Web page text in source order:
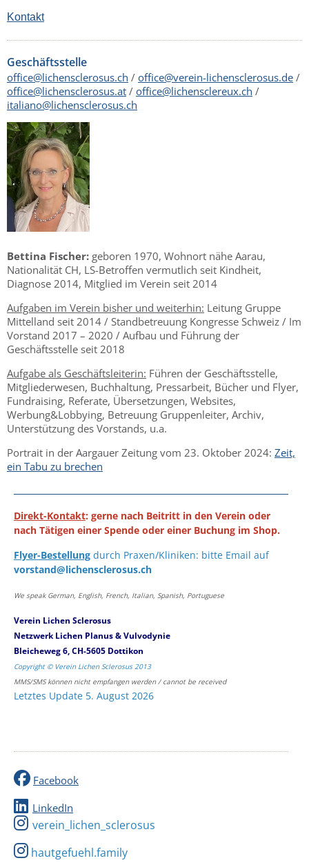
Kontakt
Geschäftsstelle
office@lichensclerosus.ch / office@verein-lichensclerosus.de /
office@lichensclerosus.at / office@lichensclereux.ch /
italiano@lichensclerosus.ch
Bettina Fischer: geboren 1970, Wohnort nähe Aarau,
Nationalität CH, LS-Betroffen vermutlich seit Kindheit,
Diagnose 2014, Mitglied im Verein seit 2014
Aufgaben im Verein bisher und weiterhin: Leitung Gruppe
Mittelland seit 2014 / Standbetreuung Kongresse Schweiz / Im
Vorstand 2017 – 2020 / Aufbau und Führung der
Geschäftsstelle seit 2018
Aufgabe als Geschäftsleiterin: Führen der Geschäftsstelle,
Mitgliederwesen, Buchhaltung, Pressarbeit, Bücher und Flyer,
Fundraising, Referate, Übersetzungen, Websites,
Werbung&Lobbying, Betreuung Gruppenleiter, Archiv,
Unterstützung des Vorstands, u.a.
Portrait in der Aargauer Zeitung vom 23. Oktober 2024: Zeit,
ein Tabu zu brechen
Direkt-Kontakt: gerne nach Beitritt in den Verein oder
nach Tätigen einer Spende oder einer Buchung im Shop.
Flyer-Bestellung durch Praxen/Kliniken: bitte Email auf
vorstand@lichensclerosus.ch
We speak German, English, French, Italian, Spanish, Portuguese
Verein Lichen Sclerosus
Netzwerk Lichen Planus & Vulvodynie
Bleicheweg 6, CH-5605 Dottikon
Copyright © Verein Lichen Sclerosus 2013
MMS/SMS können nicht empfangen werden / cannot be received
Letztes Update 5. August 2026
Facebook
LinkedIn
verein_lichen_sclerosus
hautgefuehl.family